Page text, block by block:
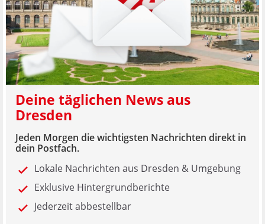
Deine täglichen News aus
Dresden
Jeden Morgen die wichtigsten Nachrichten direkt in
dein Postfach.
Lokale Nachrichten aus Dresden & Umgebung
Exklusive Hintergrundberichte
Jederzeit abbestellbar